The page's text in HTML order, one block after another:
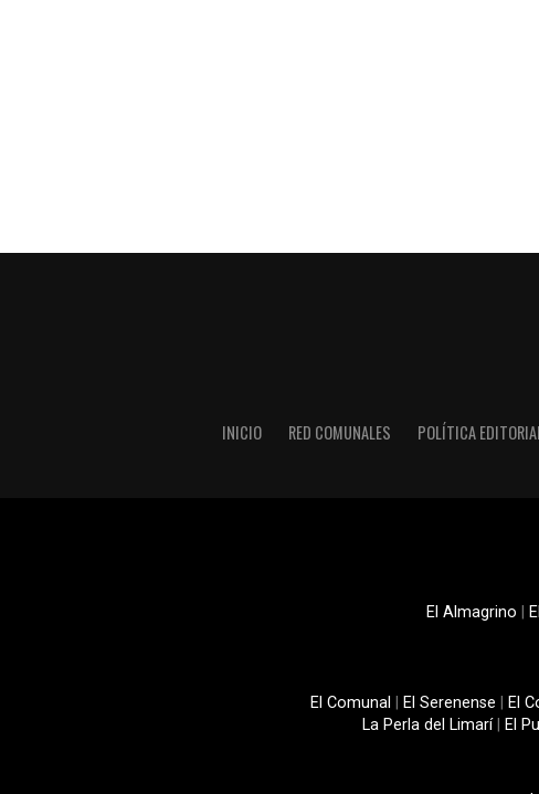
INICIO RED COMUNALES POLÍTICA
El Almagrino
El Comunal El Serenense El
La Perla del Limarí| El